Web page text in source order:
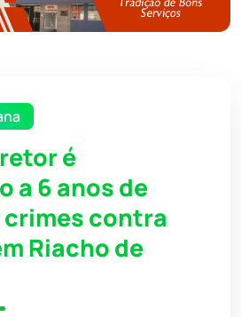
é
a 6 anos de
contra
Riacho de